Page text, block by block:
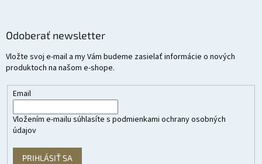
Odoberať newsletter
Vložte svoj e-mail a my Vám budeme zasielať informácie o nových
produktoch na našom e-shope.
Email
Vložením e-mailu súhlasíte s podmienkami ochrany osobných
údajov
PRIHLÁSIŤ SA